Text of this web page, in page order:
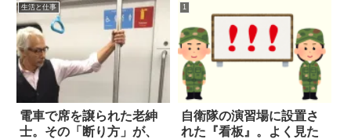
生活と仕事
電車で席を譲られた老紳
士。その「断り方」が、
1
自衛隊の演習場に設置さ
れた『看板』。よく見た